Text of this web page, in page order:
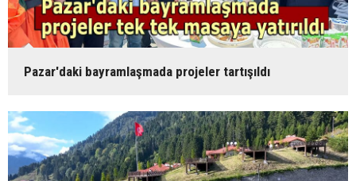
Pazar'daki bayramlaşmada projeler tartışıldı